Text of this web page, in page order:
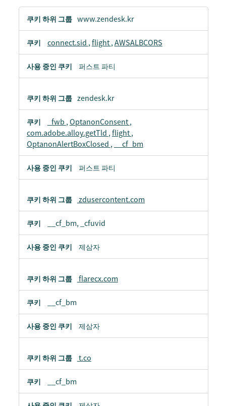
www.zendesk.kr
connect.sid ,flight,AWSALBCORS
퍼스트 파티
zendesk.kr
_fwb,OptanonConsent,
com.adobe.alloy.getTld ,flight,
OptanonAlertBoxClosed , __cf_bm
퍼스트 파티
zdusercontent.com
__cf_bm, _cfuvid
제삼자
flarecx.com
__cf_bm
제삼자
t.co
__cf_bm